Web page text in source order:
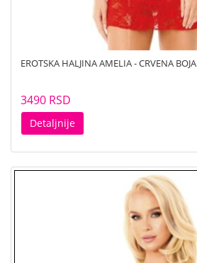
EROTSKA HALJINA AMELIA - CRVENA BOJA
3490 RSD
Detaljnije